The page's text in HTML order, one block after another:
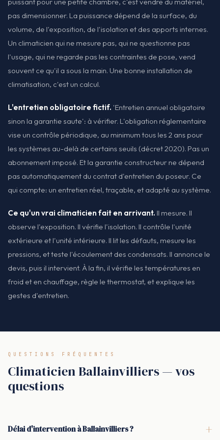
pas dimensionner. La puissance dépend de la surface, du
volume, de l'exposition, de l'isolation et des apports internes.
Un climaticien qui ne mesure pas, qui ne questionne pas
l'usage, qui ne regarde pas les contraintes de pose, vend
souvent ce qu'il a sous la main. Une bonne installation de
climatisation, c'est un calcul.
L'entretien obligatoire fictif. 'Entretien annuel obligatoire
sinon la garantie saute': à vérifier. L'obligation réglementaire
vise un contrôle périodique, au minimum tous les 2 ans pour
les systèmes au-delà de certains seuils (décret 2020). Pas un
abonnement imposé. Et la garantie constructeur ne dépend
pas automatiquement du contrat d'entretien du poseur. Ce
qui compte: un entretien réel, traçable, et adapté au système.
Ce qu'un vrai climaticien fait en arrivant. Il mesure. Il
observe l'exposition. Il vérifie l'isolation. Il contrôle l'unité
extérieure et l'unité intérieure. Il lit les défauts, mesure les
pressions, et teste l'écoulement des condensats. Il annonce le
devis, puis il intervient. À la fin, il vérifie les températures en
froid et en chauffage, règle le thermostat, et explique les
gestes d'entretien.
QUESTIONS FRÉQUENTES
Climaticien Ballainvilliers — vos
questions
Délai d'intervention à Ballainvilliers ? +